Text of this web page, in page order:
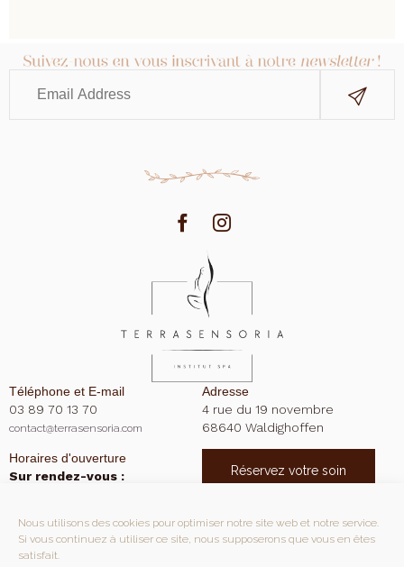
Nous utilisons des cookies pour optimiser notre site web et notre service.
Si vous continuez à utiliser ce site, nous supposerons que vous en êtes
satisfait.
Téléphone et E-mail
03 89 70 13 70
contact@terrasensoria.com
Adresse
4 rue du 19 novembre
68640 Waldighoffen
Horaires d'ouverture
Sur rendez-vous :
MardiFermé
Réservez votre soin